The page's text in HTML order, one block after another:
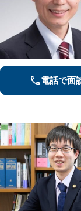
電話で面